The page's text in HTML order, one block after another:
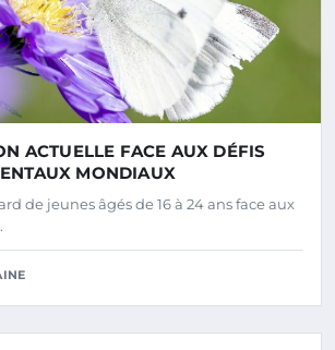
ACTUELLE FACE AUX DÉFIS
MONDIAUX
de jeunes âgés de 16 à 24 ans face aux